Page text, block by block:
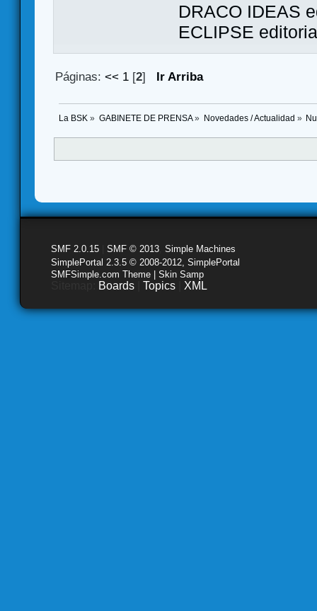
DRACO IDEAS
ECLIPSE
Páginas:<< 1 [2] Ir Arriba
La BSK » GABINETE DE PRENSA» Novedades / Actualidad »
SMF 2.0.15 SMF © 2013 Simple Machines
SimplePortal 2.3.5 © 2008-2012, SimplePortal
SMFSimple.com Theme | Skin Samp
Boards Topics XML